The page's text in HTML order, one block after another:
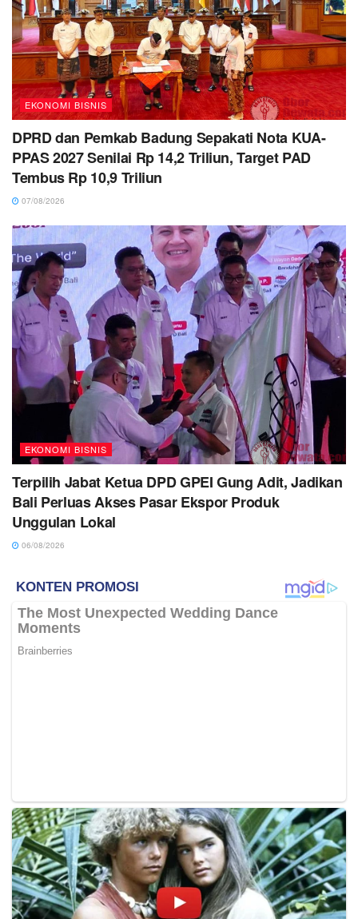
EKONOMI BISNIS
DPRD dan Pemkab Badung Sepakati Nota KUA-
PPAS 2027 Senilai Rp 14,2 Triliun, Target PAD
Tembus Rp 10,9 Triliun
07/08/2026
EKONOMI BISNIS
Terpilih Jabat Ketua DPD GPEI Gung Adit, Jadikan
Bali Perluas Akses Pasar Ekspor Produk
Unggulan Lokal
06/08/2026